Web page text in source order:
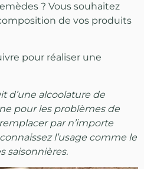
? Vous souhaitez
de vos produits
pour réaliser une
d’une alcoolature de
pour les problèmes de
par n’importe
l’usage comme le
saisonnières.